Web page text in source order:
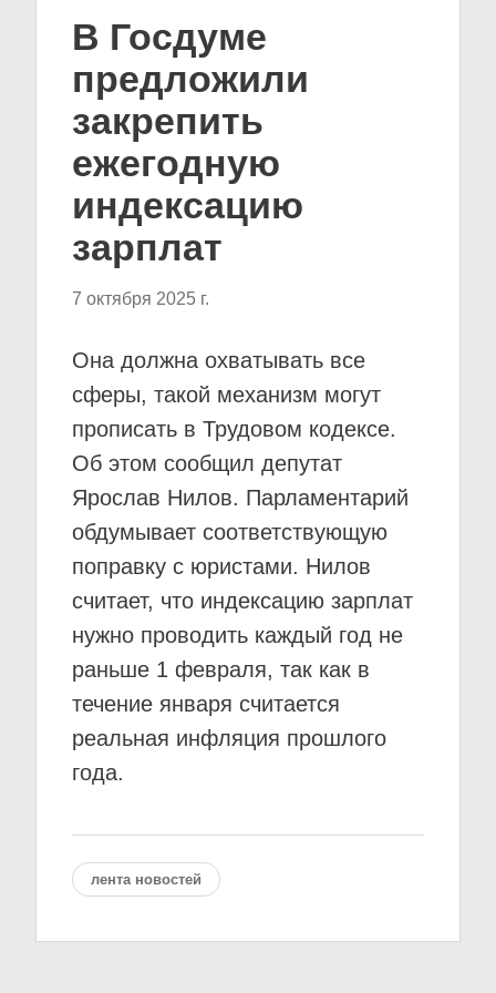
В Госдуме
предложили
закрепить
ежегодную
индексацию
зарплат
7 октября 2025 г.
Она должна охватывать все
сферы, такой механизм могут
прописать в Трудовом кодексе.
Об этом сообщил депутат
Ярослав Нилов. Парламентарий
обдумывает соответствующую
поправку с юристами. Нилов
считает, что индексацию зарплат
нужно проводить каждый год не
раньше 1 февраля, так как в
течение января считается
реальная инфляция прошлого
года.
лента новостей